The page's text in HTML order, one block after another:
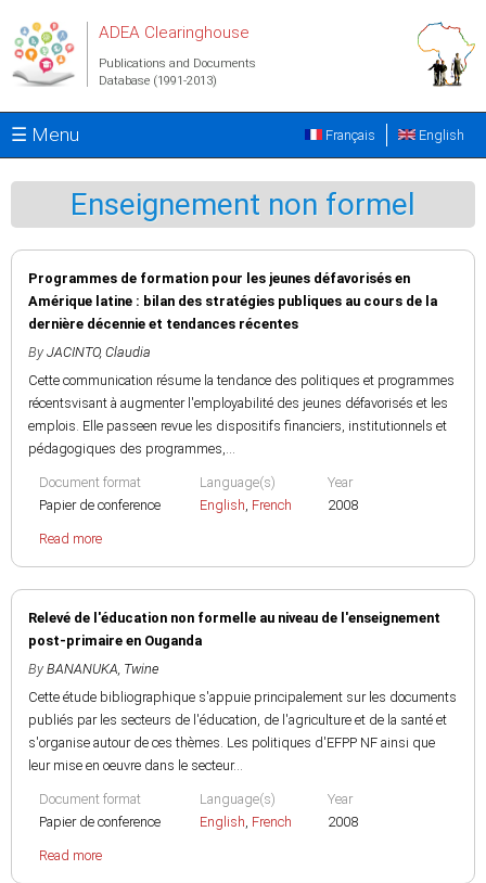
ADEA Clearinghouse
Publications and Documents
Database (1991-2013)
☰ Menu English
Français
Enseignement non formel
Programmes de formation pour les jeunes défavorisés en
Amérique latine : bilan des stratégies publiques au cours de la
dernière décennie et tendances récentes
By JACINTO, Claudia
Cette communication résume la tendance des politiques et programmes
récentsvisant à augmenter l'employabilité des jeunes défavorisés et les
emplois. Elle passeen revue les dispositifs financiers, institutionnels et
pédagogiques des programmes,...
Document format
Papier de conference
Language(s)
English, French
Year
2008
Read more
Relevé de l'éducation non formelle au niveau de l'enseignement
post-primaire en Ouganda
By BANANUKA, Twine
Cette étude bibliographique s'appuie principalement sur les documents
publiés par les secteurs de l'éducation, de l'agriculture et de la santé et
s'organise autour de ces thèmes. Les politiques d'EFPP NF ainsi que
leur mise en oeuvre dans le secteur...
Document format
Papier de conference
Language(s)
English, French
Year
2008
Read more